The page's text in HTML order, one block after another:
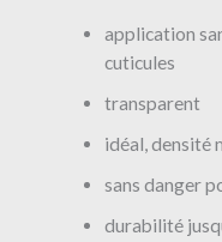
application
cuticules
transparent
idéal, densité
sans danger
durabilité